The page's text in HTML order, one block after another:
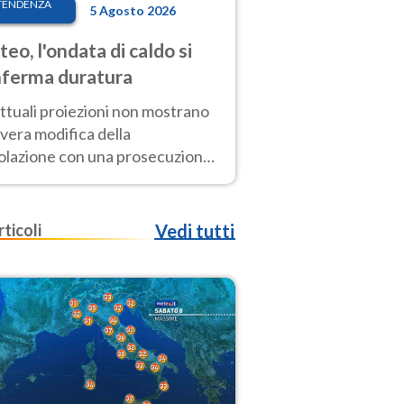
5 Agosto 2026
l'ondata di caldo si
duratura
proiezioni non mostrano
modifica della
con una prosecuzione
fuori scala per molti
Vedi tutti